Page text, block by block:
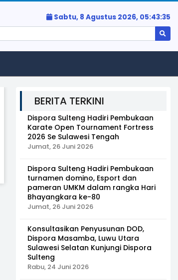
Sabtu, 8 Agustus 2026, 05:43:35
BERITA TERKINI
Dispora Sulteng Hadiri Pembukaan
Karate Open Tournament Fortress
2026 Se Sulawesi Tengah
Jumat, 26 Juni 2026
Dispora Sulteng Hadiri Pembukaan
turnamen domino, Esport dan
pameran UMKM dalam rangka Hari
Bhayangkara ke-80
Jumat, 26 Juni 2026
Konsultasikan Penyusunan DOD,
Dispora Masamba, Luwu Utara
Sulawesi Selatan Kunjungi Dispora
Sulteng
Rabu, 24 Juni 2026